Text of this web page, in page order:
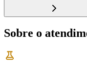
Sobre o